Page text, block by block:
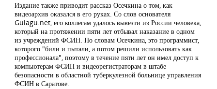
Издание также приводит рассказ Осечкина о том, как
видеоархив оказался в его руках. Со слов основателя
Gulagu.net, его коллегам удалось вывезти из России человека,
который на протяжении пяти лет отбывал наказание в одном
из учреждений ФСИН. По словам Осечкина, это программист,
которого "били и пытали, а потом решили использовать как
профессионала", поэтому в течение пяти лет он имел доступ к
компьютерам ФСИН и видеорегистраторам в штабе
безопасности в областной туберкулезной больнице управления
ФСИН в Саратове.